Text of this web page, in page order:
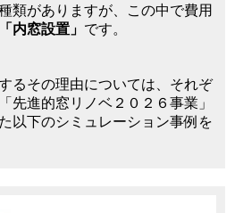
類がありますが、この中で費用
「内窓設置」 です。
るその理由については、それぞ
先進的窓リノベ２０２６事業」
以下のシミュレーション事例を